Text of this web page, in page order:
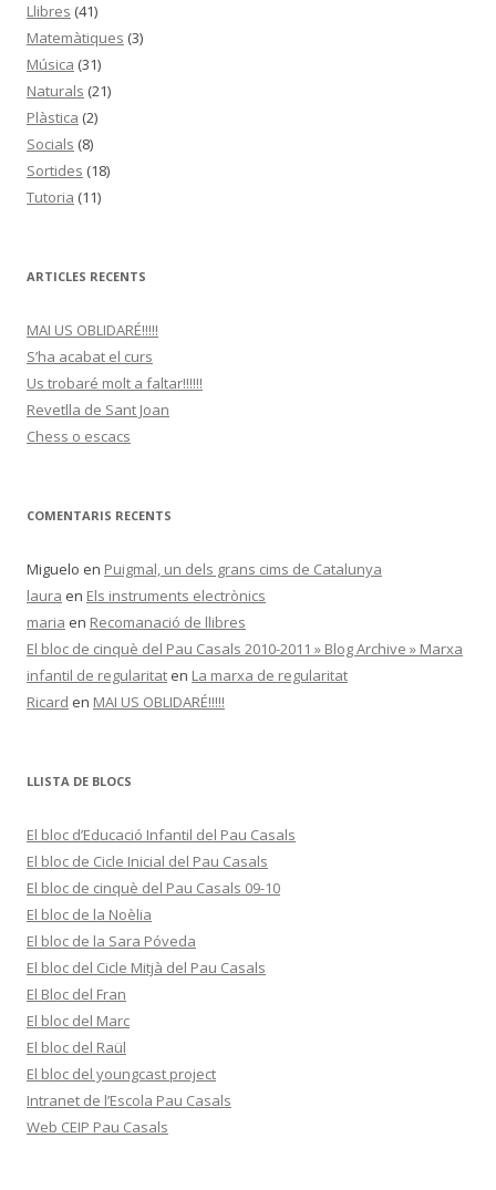
Llibres (41)
Matemàtiques (3)
Música (31)
Naturals (21)
Plàstica (2)
Socials (8)
Sortides (18)
Tutoria (11)
ARTICLES RECENTS
MAI US OBLIDARÉ!!!!!
S’ha acabat el curs
Us trobaré molt a faltar!!!!!!
Revetlla de Sant Joan
Chess o escacs
COMENTARIS RECENTS
Miguelo en Puigmal, un dels grans cims de Catalunya
laura en Els instruments electrònics
maria en Recomanació de llibres
El bloc de cinquè del Pau Casals 2010-2011 » Blog Archive » Marxa
infantil de regularitat en La marxa de regularitat
Ricard en MAI US OBLIDARÉ!!!!!
LLISTA DE BLOCS
El bloc d’Educació Infantil del Pau Casals
El bloc de Cicle Inicial del Pau Casals
El bloc de cinquè del Pau Casals 09-10
El bloc de la Noèlia
El bloc de la Sara Póveda
El bloc del Cicle Mitjà del Pau Casals
El Bloc del Fran
El bloc del Marc
El bloc del Raül
El bloc del youngcast project
Intranet de l’Escola Pau Casals
Web CEIP Pau Casals